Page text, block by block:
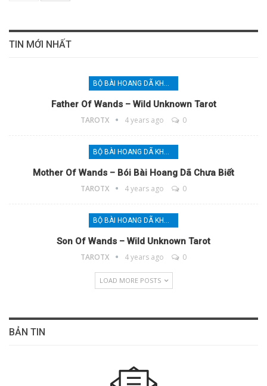
TIN MỚI NHẤT
Father Of Wands – Wild Unknown Tarot
TAROTX 4 years ago 0
Mother Of Wands – Bói Bài Hoang Dã Chưa Biết
TAROTX 4 years ago 0
Son Of Wands – Wild Unknown Tarot
TAROTX 4 years ago 0
LOAD MORE POSTS
BẢN TIN